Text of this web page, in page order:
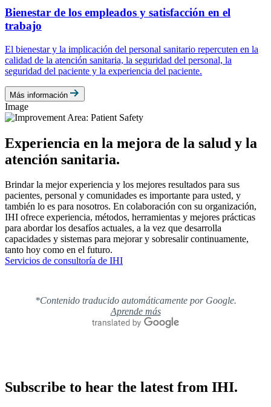
Bienestar de los empleados y satisfacción en el
trabajo
El bienestar y la implicación del personal sanitario repercuten en la
calidad de la atención sanitaria, la seguridad del personal, la
seguridad del paciente y la experiencia del paciente.
Más información
Image
Experiencia en la mejora de la salud y la
atención sanitaria.
Brindar la mejor experiencia y los mejores resultados para sus
pacientes, personal y comunidades es importante para usted, y
también lo es para nosotros. En colaboración con su organización,
IHI ofrece experiencia, métodos, herramientas y mejores prácticas
para abordar los desafíos actuales, a la vez que desarrolla
capacidades y sistemas para mejorar y sobresalir continuamente,
tanto hoy como en el futuro.
Servicios de consultoría de IHI
*Contenido traducido automáticamente por Google.
Aprende más
Subscribe to hear the latest from IHI.